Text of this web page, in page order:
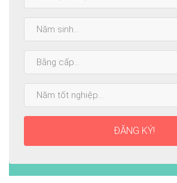
sinh:
cấp
nhất:
ĐĂNG KÝ!